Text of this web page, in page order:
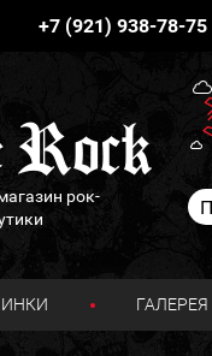
+7 (921) 938-78-75
рок-
ГАЛЕРЕЯ